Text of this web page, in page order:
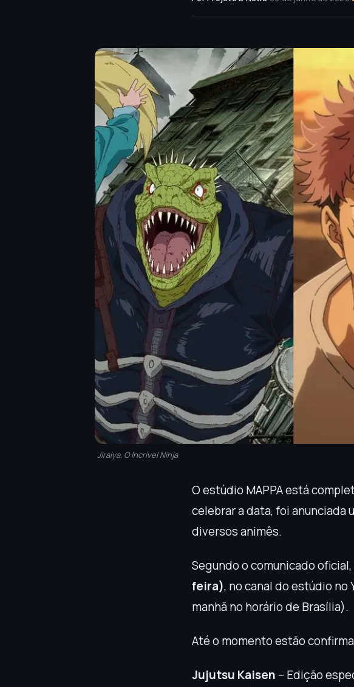
Jiraiya, O Incrível Ninja
O estúdio MAPPA está
celebrar a data, foi anunciada
diversos animês.
Segundo o comunicado
feira), no canal do estúdio no
manhã no horário de Brasília).
Até o momento estão
Jujutsu Kaisen – Edição